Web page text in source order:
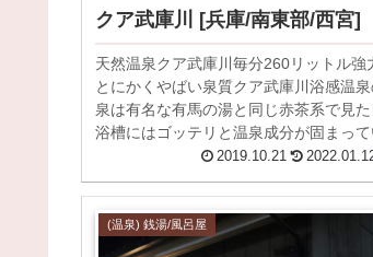
クア武庫川 [兵庫/南東部/西宮]
天然温泉クア武庫川毎分260リットル強
とにかくやばい泉質クア武庫川浴感温
泉は有名な有馬の湯と同じ赤茶系で見た
浴槽にはゴッテリと温泉成分が固まっ
郊では有馬金の湯、宝乃湯、湯の...
2019.10.21
(温泉) 銭湯/風呂屋